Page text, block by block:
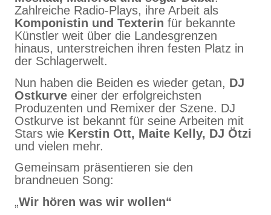
Zahlreiche Radio-Plays, ihre Arbeit als
Komponistin und Texterin für bekannte
Künstler weit über die Landesgrenzen
hinaus, unterstreichen ihren festen Platz in
der Schlagerwelt.
Nun haben die Beiden es wieder getan, DJ
Ostkurve einer der erfolgreichsten
Produzenten und Remixer der Szene. DJ
Ostkurve ist bekannt für seine Arbeiten mit
Stars wie Kerstin Ott, Maite Kelly, DJ Ötzi
und vielen mehr.
Gemeinsam präsentieren sie den
brandneuen Song:
„Wir hören was wir wollen“